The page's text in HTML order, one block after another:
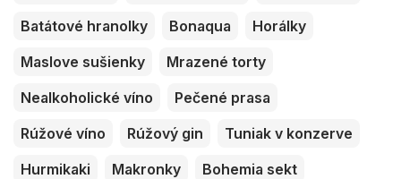
Batátové hranolky
Bonaqua
Horálky
Maslove sušienky
Mrazené torty
Nealkoholické víno
Pečené prasa
Rúžové víno
Rúžový gin
Tuniak v konzerve
Hurmikaki
Makronky
Bohemia sekt